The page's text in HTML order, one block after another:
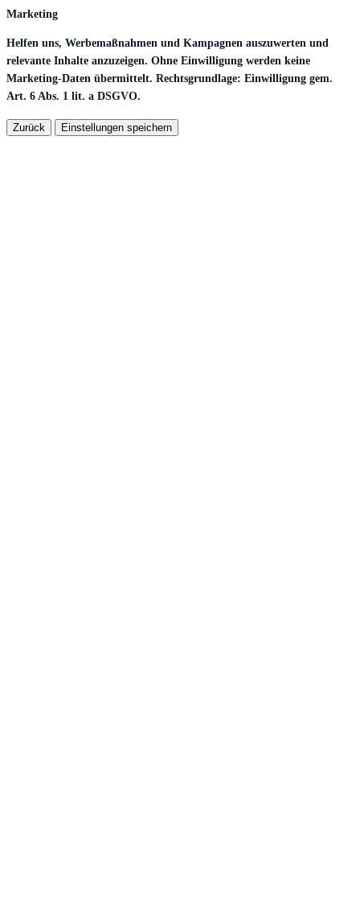
Marketing
Helfen uns, Werbemaßnahmen und Kampagnen auszuwerten und
relevante Inhalte anzuzeigen. Ohne Einwilligung werden keine
Marketing-Daten übermittelt. Rechtsgrundlage: Einwilligung gem.
Art. 6 Abs. 1 lit. a DSGVO.
Zurück Einstellungen speichern